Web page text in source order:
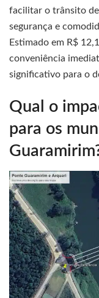
facilitar o trânsito
segurança e
Estimado em R$
conveniência
significativo para o
Qual o
para os